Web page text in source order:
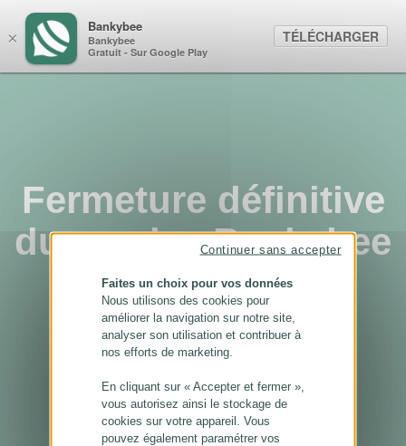
Fermeture définitive
du service Bankybee
...
×
Bankybee
Bankybee
Gratuit - Sur Google Play
TÉLÉCHARGER
Faites un choix pour vos données
Nous utilisons des cookies pour
améliorer la navigation sur notre site,
analyser son utilisation et contribuer à
nos efforts de marketing.
En cliquant sur « Accepter et fermer »,
vous autorisez ainsi le stockage de
cookies sur votre appareil. Vous
pouvez également paramétrer vos
Continuer sans accepter